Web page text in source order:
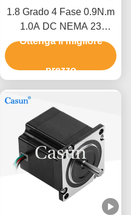
1.8 Grado 4 Fase 0.9N.m
1.0A DC NEMA 23
Hybrid Stepper Motor Per
Ottenga il migliore
prezzo